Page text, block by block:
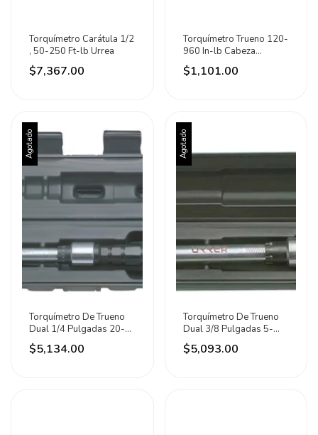
Torquímetro Carátula 1/2
, 50-250 Ft-lb Urrea
$7,367.00
Torquímetro Trueno 120-
960 In-lb Cabeza
Matraca Plata Surtek
$1,101.00
Agotado
Torquímetro De Trueno
Dual 1/4 Pulgadas 20-
150in-lb Urrea
$5,134.00
Agotado
Torquímetro De Trueno
Dual 3/8 Pulgadas 5-
75ft-lb Urrea
$5,093.00